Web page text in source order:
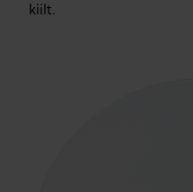
kiilt.